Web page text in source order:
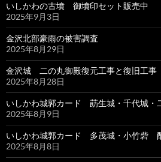
いしかわの古墳 御墳印セット販売中
2025年9月3日
金沢北部豪雨の被害調査
2025年8月29日
金沢城 二の丸御殿復元工事と復旧工事
2025年8月28日
いしかわ城郭カード 莇生城・千代城
2025年8月9日
いしかわ城郭カード 多茂城・小竹砦
2025年8月8日